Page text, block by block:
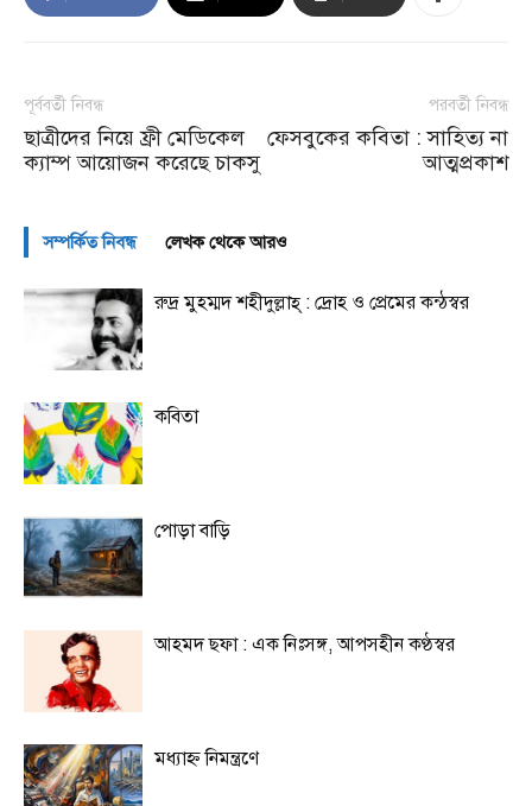
পূর্ববর্তী নিবন্ধ
ছাত্রীদের নিয়ে ফ্রী মেডিকেল
ক্যাম্প আয়োজন করেছে চাকসু
পরবর্তী নিবন্ধ
ফেসবুকের কবিতা : সাহিত্য না
আত্মপ্রকাশ
সম্পর্কিত নিবন্ধ লেখক থেকে আরও
রুদ্র মুহম্মদ শহীদুল্লাহ্ : দ্রোহ ও প্রেমের কন্ঠস্বর
কবিতা
পোড়া বাড়ি
আহমদ ছফা : এক নিঃসঙ্গ, আপসহীন কণ্ঠস্বর
মধ্যাহ্ন নিমন্ত্রণে